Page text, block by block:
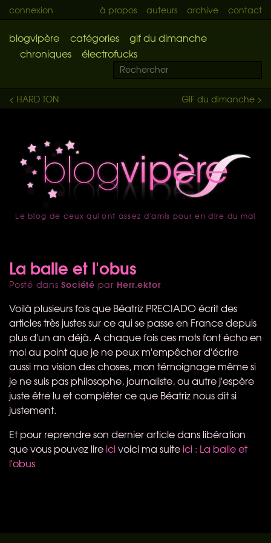
connexion à propos auteurs archive contact
blogvipère catégories
gif du dimanche
chroniques
électrofucks
GIF du dimanche >
< HARD TON
accueil
Le blog de ceux qui ont assez d'amis pour en dire du mal
La balle et l'obus
Posté dansSociété par Herr.ektor
Voilà plusieurs fois que Béatriz PRECIADOécrit des
articles très justes sur ce qui se passe en France depuis
plus d'un an déjà. A chaque fois ces mots font écho en
moi au point que je ne peux m'empêcher d'écrire
aussi ma vision des choses, mon témoignage même si
je ne suis pas philosophe, journaliste, ou autre j'espère
juste être lu et compléter ce que Béatriz nous dit si
justement.
Et pour reprendre son dernier article dans libération
que vous pouvez lire icivoici ma suite ici : La balle et
l'obus